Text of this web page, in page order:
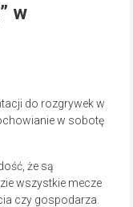
w
do rozgrywek w
w sobotę
że są
wszystkie mecze
czy gospodarza.